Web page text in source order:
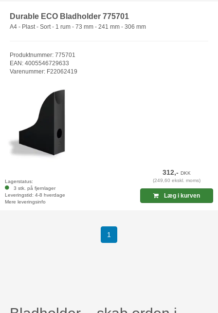
Durable ECO Bladholder 775701
A4 - Plast - Sort - 1 rum - 73 mm - 241 mm - 306 mm
Produktnummer: 775701
EAN: 4005546729633
Varenummer: F22062419
Lagerstatus:
3 stk. på fjernlager
Leveringstid: 4-8 hverdage
Mere leveringsinfo
312,-DKK
(249,60 ekskl. moms)
Læg i kurven
1